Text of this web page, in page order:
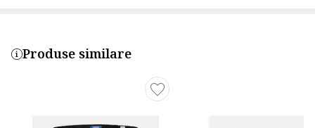
Produse similare